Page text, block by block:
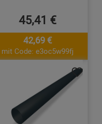
45,41 €
42,69 €
mit Code: e3oc5w99fj